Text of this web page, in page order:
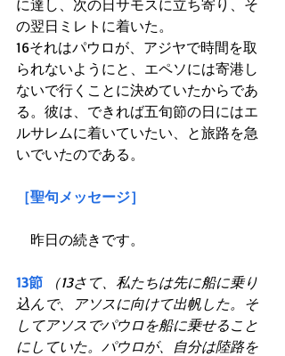
に達し、次の日サモスに立ち寄り、そ
の翌日ミレトに着いた。
16それはパウロが、アジヤで時間を取
られないようにと、エペソには寄港し
ないで行くことに決めていたからであ
る。彼は、できれば五旬節の日にはエ
ルサレムに着いていたい、と旅路を急
いでいたのである。
［聖句メッセージ］
昨日の続きです。
13節
（13さて、私たちは先に船に乗り
込んで、アソスに向けて出帆した。そ
してアソスでパウロを船に乗せること
にしていた。パウロが、自分は陸路を